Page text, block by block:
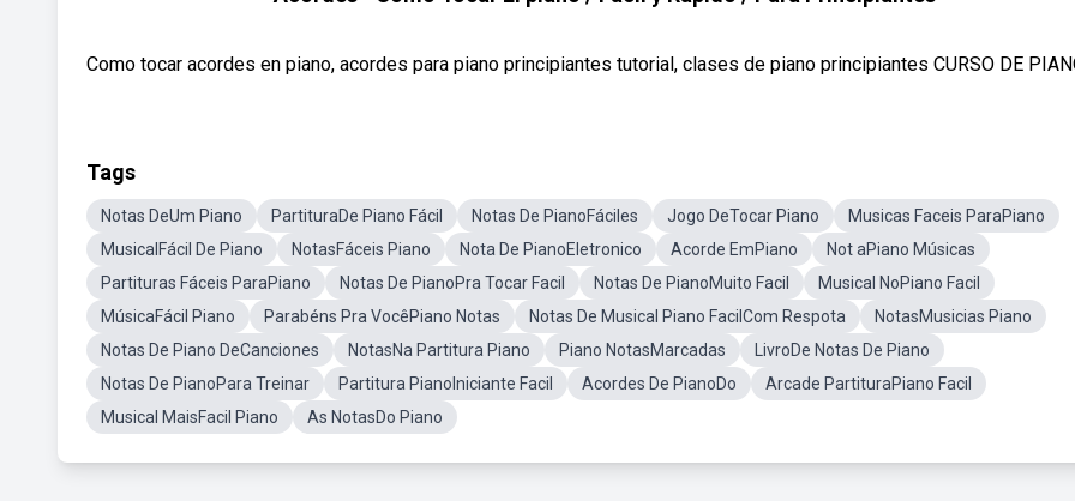
Como tocar acordes en piano, acordes para piano principiantes tutorial, clases de piano principiantes CURSO DE
Tags
Notas DeUm Piano PartituraDe Piano Fácil Notas De PianoFáciles Jogo DeTocar Piano
Musicas Faceis ParaPiano
MusicalFácil De Piano
NotasFáceis Piano Nota De PianoEletronico Acorde EmPiano
Not aPiano Músicas
Partituras Fáceis ParaPiano
Notas De PianoPra Tocar Facil Notas De PianoMuito Facil
Musical NoPiano Facil
MúsicaFácil Piano
Parabéns Pra VocêPiano Notas Notas De Musical Piano FacilCom Respota
NotasMusicias Piano
Notas De Piano DeCanciones
NotasNa Partitura Piano Piano NotasMarcadas
LivroDe Notas De Piano
Notas De PianoPara Treinar
Partitura PianoIniciante Facil Acordes De PianoDo
Arcade PartituraPiano Facil
Musical MaisFacil Piano
As NotasDo Piano